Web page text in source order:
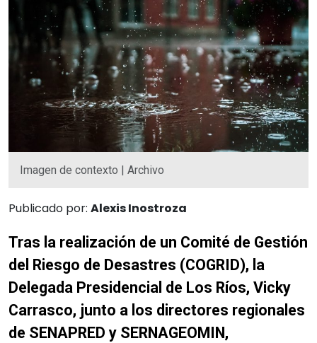
Imagen de contexto | Archivo
Publicado por: Alexis Inostroza
Tras la realización de un Comité de Gestión
del Riesgo de Desastres (COGRID), la
Delegada Presidencial de Los Ríos, Vicky
Carrasco, junto a los directores regionales
de SENAPRED y SERNAGEOMIN,